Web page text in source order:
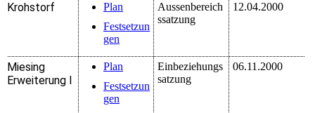
Krohstorf
Plan
Festsetzun
gen
Aussenbereich
ssatzung
12.04.2000
Miesing
Erweiterung I
Plan
Festsetzun
gen
Einbeziehungs
satzung
06.11.2000